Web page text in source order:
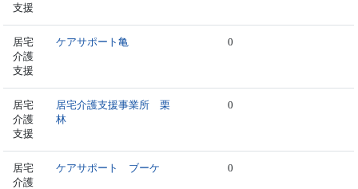
支援
居宅
介護
支援
ケアサポート亀 0
居宅
介護
支援
居宅介護支援事業所 栗
林
0
居宅
介護
ケアサポート ブーケ 0